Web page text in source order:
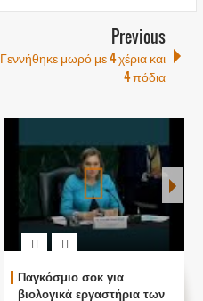
Previous
Γεννήθηκε μωρό με 4 χέρια και
4 πόδια
Παγκόσμιο σοκ για
βιολογικά εργαστήρια των